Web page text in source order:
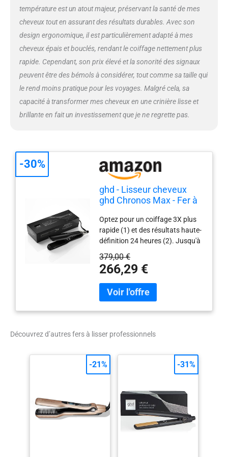
- voltage universel - embout de
protection.
température est un atout majeur, préservant la santé de mes
cheveux tout en assurant des résultats durables. Avec son
design ergonomique, il est particulièrement adapté à mes
cheveux épais et bouclés, rendant le coiffage nettement plus
rapide. Cependant, son prix élevé et la sonorité des signaux
peuvent être des bémols à considérer, tout comme sa taille qui
le rend moins pratique pour les voyages. Malgré cela, sa
capacité à transformer mes cheveux en une crinière lisse et
brillante en fait un investissement que je ne regrette pas.
ghd - Lisseur cheveux
ghd Chronos Max - Fer à
Optez pour un coiffage 3X plus
rapide (1) et des résultats haute-
définition 24 heures (2). Jusqu'à
2x plus de protection contre la
casse (6). Admirez des cheveux
ultra-brillants et disciplinés. Doté
de plaques mobiles en
céramique 85% plus larges et à
coiffage ultra-rapide. Des
en un seul passage. Plus qu'un
élégant et ses plaques arrondies
vous permettent de réaliser
Des cheveux visiblement plus
sains : température optimale de
coiffage de 185°C pour des
résultats professionnels sans
379,00 €
266,29 €
-30%
Découvrez d’autres fers à lisser professionnels
-21% -31%